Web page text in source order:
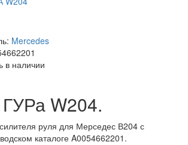
Mercedes
в наличии
W204.
руля для Мерседес В204 с
каталоге A0054662201.